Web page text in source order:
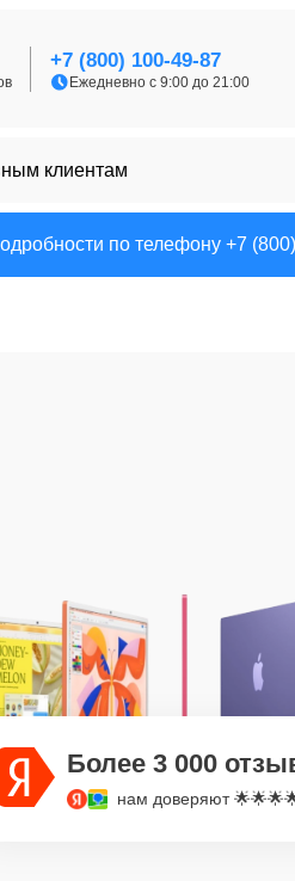
+7 (800) 100-49-87
Ежедневно с 9:00 до 21:00
клиентам
по телефону +7
Более 3 000
нам доверяют